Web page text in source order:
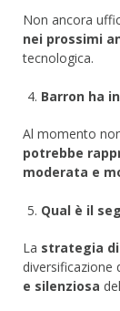
Non ancora
nei prossimi
tecnologica.
Barron ha
Al momento
potrebbe
moderata e
Qual è il
La strategia
diversificazione
e silenziosa